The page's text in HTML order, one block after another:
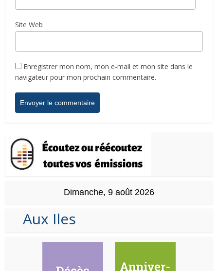
Site Web
Enregistrer mon nom, mon e-mail et mon site dans le
navigateur pour mon prochain commentaire.
Dimanche, 9 août 2026
Aux Iles